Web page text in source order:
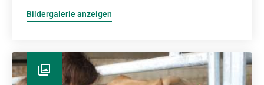
Bildergalerie anzeigen